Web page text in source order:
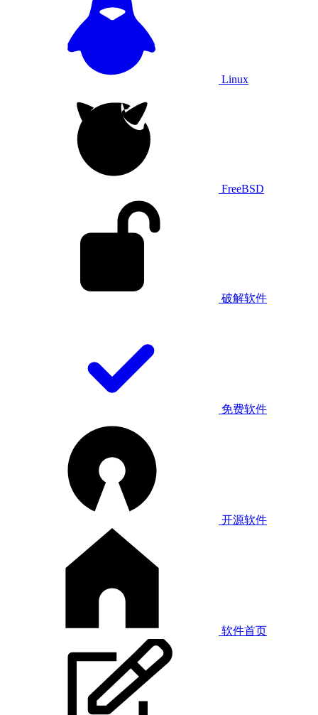
Linux
FreeBSD
破解软件
免费软件
开源软件
软件首页